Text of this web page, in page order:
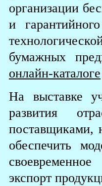
организации
и
бумажных
онлайн-каталоге
На выставке
развития
поставщиками,
обеспечить
экспорт